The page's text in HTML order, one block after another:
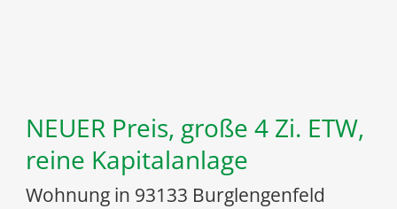
NEUER Preis, große 4 Zi. ETW,
reine Kapitalanlage
Wohnung in 93133 Burglengenfeld